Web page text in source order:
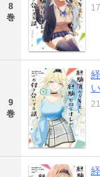
8
巻
9
巻